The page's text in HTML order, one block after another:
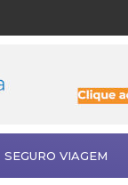
SEGURO VIAGEM